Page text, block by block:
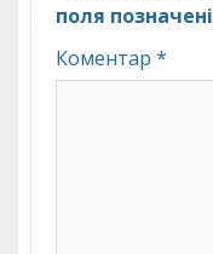
поля позначені
Коментар *